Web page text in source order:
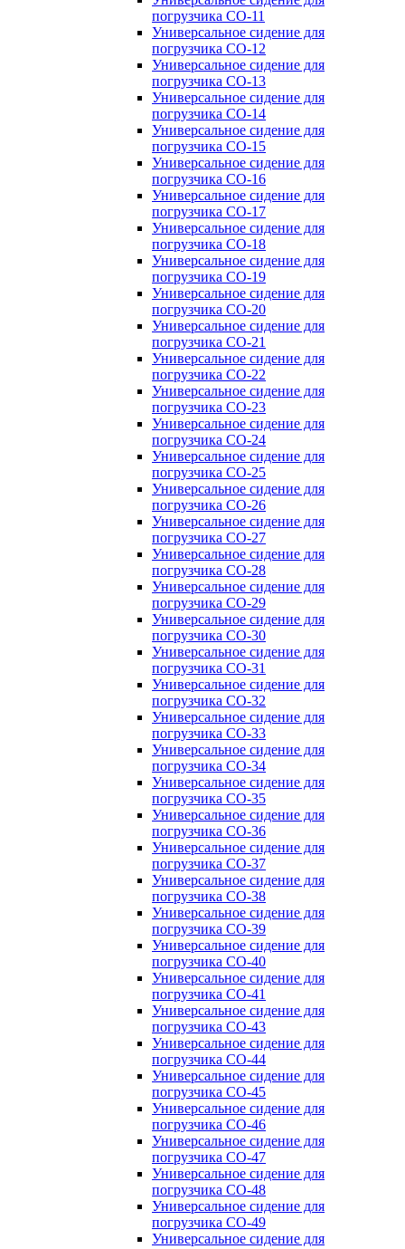
погрузчика CO-11
Универсальное сидение для
погрузчика CO-12
Универсальное сидение для
погрузчика CO-13
Универсальное сидение для
погрузчика CO-14
Универсальное сидение для
погрузчика CO-15
Универсальное сидение для
погрузчика CO-16
Универсальное сидение для
погрузчика CO-17
Универсальное сидение для
погрузчика CO-18
Универсальное сидение для
погрузчика CO-19
Универсальное сидение для
погрузчика CO-20
Универсальное сидение для
погрузчика CO-21
Универсальное сидение для
погрузчика CO-22
Универсальное сидение для
погрузчика CO-23
Универсальное сидение для
погрузчика CO-24
Универсальное сидение для
погрузчика CO-25
Универсальное сидение для
погрузчика CO-26
Универсальное сидение для
погрузчика CO-27
Универсальное сидение для
погрузчика CO-28
Универсальное сидение для
погрузчика CO-29
Универсальное сидение для
погрузчика CO-30
Универсальное сидение для
погрузчика CO-31
Универсальное сидение для
погрузчика CO-32
Универсальное сидение для
погрузчика CO-33
Универсальное сидение для
погрузчика CO-34
Универсальное сидение для
погрузчика CO-35
Универсальное сидение для
погрузчика CO-36
Универсальное сидение для
погрузчика CO-37
Универсальное сидение для
погрузчика CO-38
Универсальное сидение для
погрузчика CO-39
Универсальное сидение для
погрузчика CO-40
Универсальное сидение для
погрузчика CO-41
Универсальное сидение для
погрузчика CO-43
Универсальное сидение для
погрузчика CO-44
Универсальное сидение для
погрузчика CO-45
Универсальное сидение для
погрузчика CO-46
Универсальное сидение для
погрузчика CO-47
Универсальное сидение для
погрузчика CO-48
Универсальное сидение для
погрузчика CO-49
Универсальное сидение для